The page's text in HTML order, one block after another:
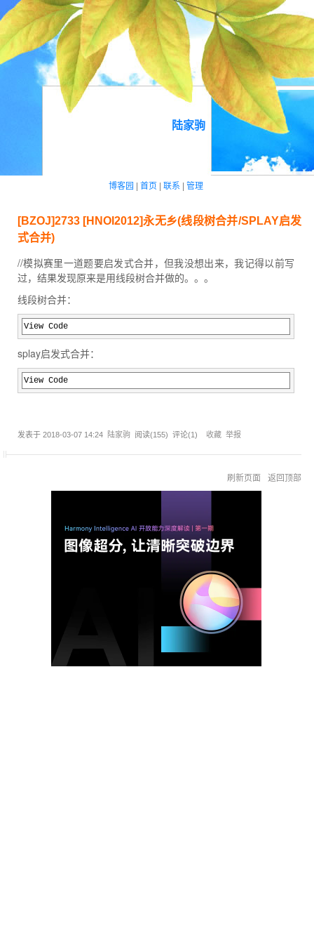
陆家驹
博客园 | 首页 | 联系 | 管理
[BZOJ]2733 [HNOI2012]永无乡(线段树合并/SPLAY启发
式合并)
//模拟赛里一道题要启发式合并，但我没想出来，我记得以前写
过，结果发现原来是用线段树合并做的。。。
线段树合并：
View Code
splay启发式合并：
View Code
发表于 2018-03-07 14:24 陆家驹 阅读(155) 评论(1) 收藏 举报
刷新页面 返回顶部